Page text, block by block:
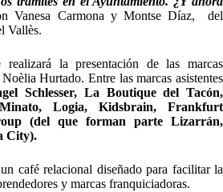
Vanesa Carmona y Montse Díaz, del
Vallès.
la presentación de las marcas
Hurtado. Entre las marcas asistentes
Schlesser, La Boutique del Tacón,
Logia, Kidsbrain, Frankfurt
(del que forman parte Lizarrán,
City).
café relacional diseñado para facilitar la
y marcas franquiciadoras.